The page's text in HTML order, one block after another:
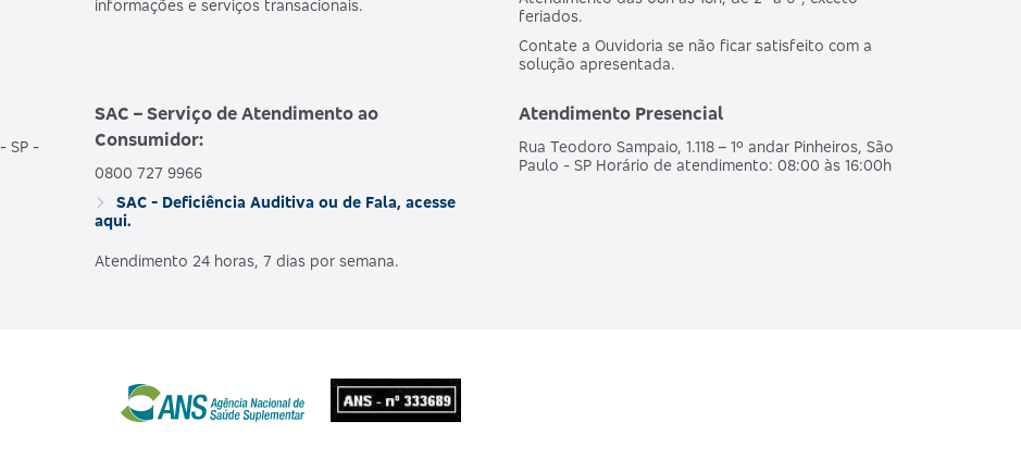
informações e serviços transacionais.
feriados.
Contate a Ouvidoria se não ficar satisfeito com a
solução apresentada.
SP -
SAC – Serviço de Atendimento ao
Consumidor:
0800 727 9966
SAC - Deficiência Auditiva ou de Fala, acesse
aqui.
Atendimento 24 horas, 7 dias por semana.
Atendimento Presencial
Rua Teodoro Sampaio, 1.118 – 1º andar Pinheiros, São
Paulo - SP Horário de atendimento: 08:00 às 16:00h